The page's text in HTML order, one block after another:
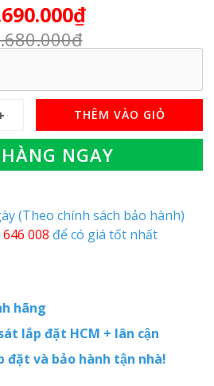
THÊM VÀO GIỎ
NGAY
(Theo chính sách bảo hành)
008 để có giá tốt nhất
hãng
lắp đặt HCM + lân cận
đặt và bảo hành tận nhà!